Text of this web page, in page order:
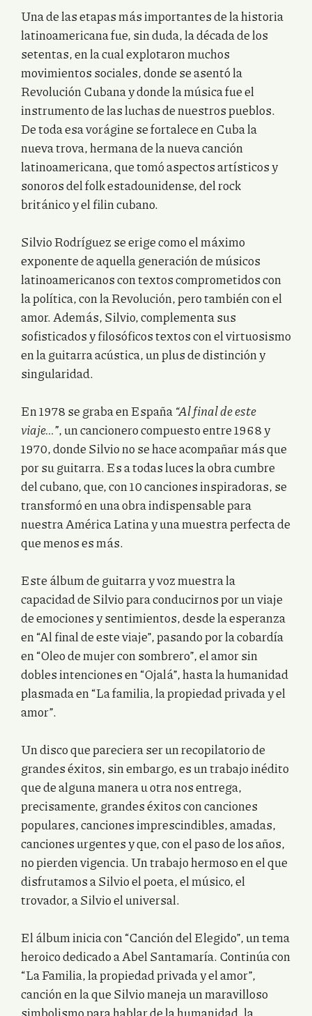
Una de las etapas más importantes de la historia
latinoamericana fue, sin duda, la década de los
setentas, en la cual explotaron muchos
movimientos sociales, donde se asentó la
Revolución Cubana y donde la música fue el
instrumento de las luchas de nuestros pueblos.
De toda esa vorágine se fortalece en Cuba la
nueva trova, hermana de la nueva canción
latinoamericana, que tomó aspectos artísticos y
sonoros del folk estadounidense, del rock
británico y el filin cubano.
Silvio Rodríguez se erige como el máximo
exponente de aquella generación de músicos
latinoamericanos con textos comprometidos con
la política, con la Revolución, pero también con el
amor. Además, Silvio, complementa sus
sofisticados y filosóficos textos con el virtuosismo
en la guitarra acústica, un plus de distinción y
singularidad.
En 1978 se graba en España“Al final de este
viaje…”, un cancionero compuesto entre 1968 y
1970, donde Silvio no se hace acompañar más que
por su guitarra. Es a todas luces la obra cumbre
del cubano, que, con 10 canciones inspiradoras, se
transformó en una obra indispensable para
nuestra América Latina y una muestra perfecta de
que menos es más.
Este álbum de guitarra y voz muestra la
capacidad de Silvio para conducirnos por un viaje
de emociones y sentimientos, desde la esperanza
en “Al final de este viaje”, pasando por la cobardía
en “Oleo de mujer con sombrero”, el amor sin
dobles intenciones en “Ojalá”, hasta la humanidad
plasmada en “La familia, la propiedad privada y el
amor”.
Un disco que pareciera ser un recopilatorio de
grandes éxitos, sin embargo, es un trabajo inédito
que de alguna manera u otra nos entrega,
precisamente, grandes éxitos con canciones
populares, canciones imprescindibles, amadas,
canciones urgentes y que, con el paso de los años,
no pierden vigencia. Un trabajo hermoso en el que
disfrutamos a Silvio el poeta, el músico, el
trovador, a Silvio el universal.
El álbum inicia con “Canción del Elegido”, un tema
heroico dedicado a Abel Santamaría. Continúa con
“La Familia, la propiedad privada y el amor”,
canción en la que Silvio maneja un maravilloso